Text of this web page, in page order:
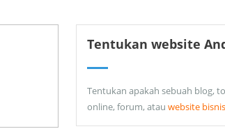
Tentukan website
Tentukan apakah sebuah blog,
online, forum, atau website bisnis